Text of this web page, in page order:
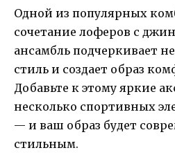
Одной из популярных
сочетание лоферов с
ансамбль подчеркивает
стиль и создает образ
Добавьте к этому яркие
несколько спортивных
— и ваш образ будет
стильным.